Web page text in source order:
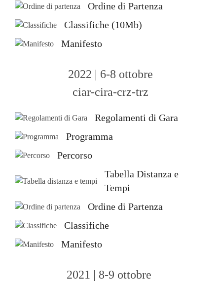
Ordine di Partenza
Classifiche (10Mb)
Manifesto
2022 | 6-8 ottobre
ciar-cira-crz-trz
Regolamenti di Gara
Programma
Percorso
Tabella Distanza e
Tempi
Ordine di Partenza
Classifiche
Manifesto
2021 | 8-9 ottobre